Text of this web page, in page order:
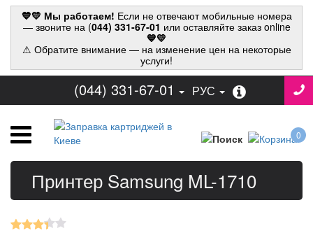
💙💛 Мы работаем! Если не отвечают мобильные номера
— звоните на (044) 331-67-01 или оставляйте заказ online
💙💛
⚠ Обратите внимание — на изменение цен на некоторые
услуги!
(044) 331-67-01 РУС
0
Принтер Samsung ML-1710